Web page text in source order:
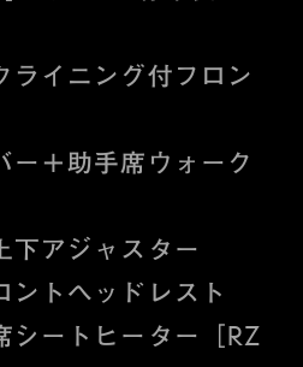
イニング付フロン
＋助手席ウォーク
アジャスター
トヘッドレスト
ートヒーター［RZ